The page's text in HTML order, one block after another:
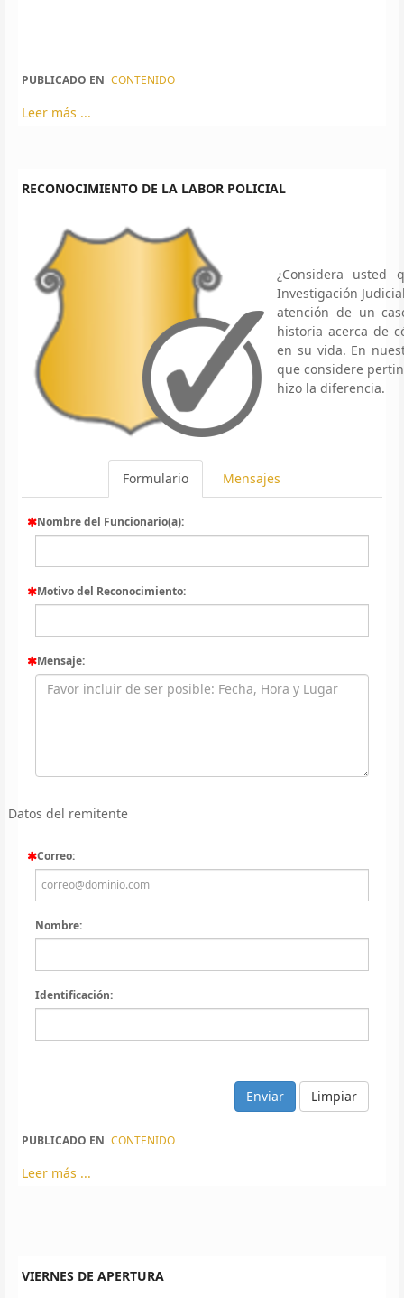
PUBLICADO EN CONTENIDO
Leer más ...
RECONOCIMIENTO DE LA LABOR POLICIAL
¿Considera usted
Investigación
atención de un
historia acerca de
en su vida. En
que considere
hizo la diferencia.
Formulario Mensajes
Nombre del Funcionario(a):
Motivo del Reconocimiento:
Mensaje:
Datos del remitente
Correo:
Nombre:
Identificación:
Limpiar
PUBLICADO EN CONTENIDO
Leer más ...
VIERNES DE APERTURA